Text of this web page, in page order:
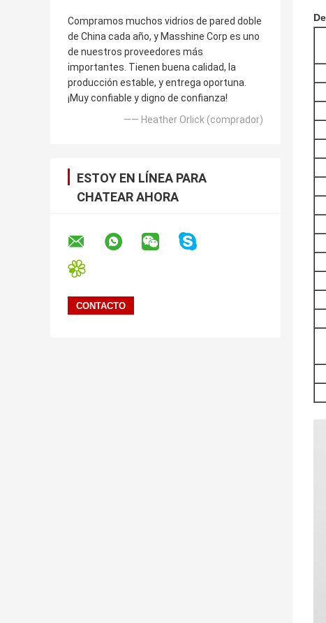
Compramos muchos vidrios de pared doble
de China cada año, y Masshine Corp es uno
de nuestros proveedores más
importantes. Tienen buena calidad, la
producción estable, y entrega oportuna.
¡Muy confiable y digno de confianza!
—— Heather Orlick (comprador)
ESTOY EN LÍNEA PARA
CHATEAR AHORA